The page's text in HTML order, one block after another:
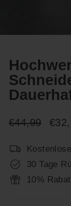
Normaler
€44,99
30 Tage
10%